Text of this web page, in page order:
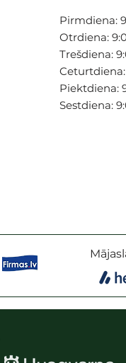
Pirmdiena:
Otrdiena:
Trešdiena:
Ceturtdiena:
Piektdiena:
Sestdiena: